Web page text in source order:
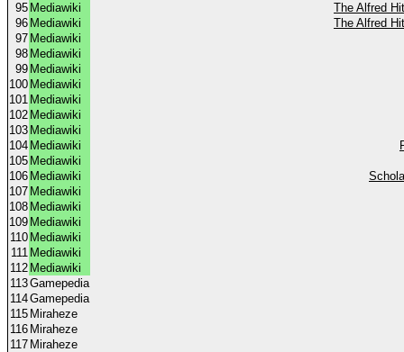
95 Mediawiki
The Alfred
96 Mediawiki
The Alfred
97 Mediawiki
98 Mediawiki
99 Mediawiki
100 Mediawiki
101 Mediawiki
102 Mediawiki
103 Mediawiki
104 Mediawiki
105 Mediawiki
106 Mediawiki
107 Mediawiki
108 Mediawiki
109 Mediawiki
110 Mediawiki
111 Mediawiki
112 Mediawiki
113Gamepedia
114Gamepedia
115 Miraheze
116 Miraheze
117 Miraheze